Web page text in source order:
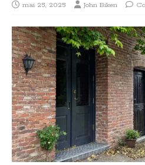
mai 25, 2025 John Biken